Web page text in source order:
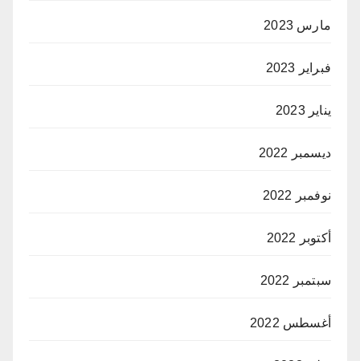
مارس 2023
فبراير 2023
يناير 2023
ديسمبر 2022
نوفمبر 2022
أكتوبر 2022
سبتمبر 2022
أغسطس 2022